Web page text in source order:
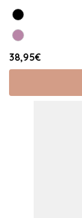
38,95€